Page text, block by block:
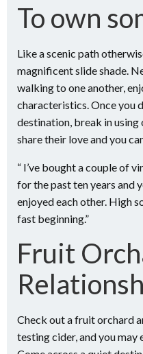
To own
Like a scenic path
magnificent slide shade.
walking to one another,
characteristics. Once you
destination, break in using
share their love and you
“ I’ve bought a couple of
for the past ten years and
enjoyed each other. High
fast beginning.”
Fruit
Check out a fruit orchard
testing cider, and you may